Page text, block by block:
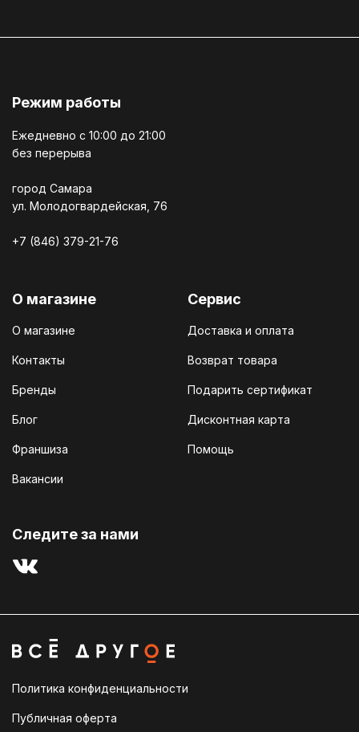
Режим работы
Ежедневно c 10:00 до 21:00
без перерыва
город Самара
ул. Молодогвардейская, 76
+7 (846) 379-21-76
О магазине
О магазине
Контакты
Бренды
Блог
Франшиза
Вакансии
Сервис
Доставка и оплата
Возврат товара
Подарить сертификат
Дисконтная карта
Помощь
Cледите за нами
Политика конфиденциальности
Публичная оферта